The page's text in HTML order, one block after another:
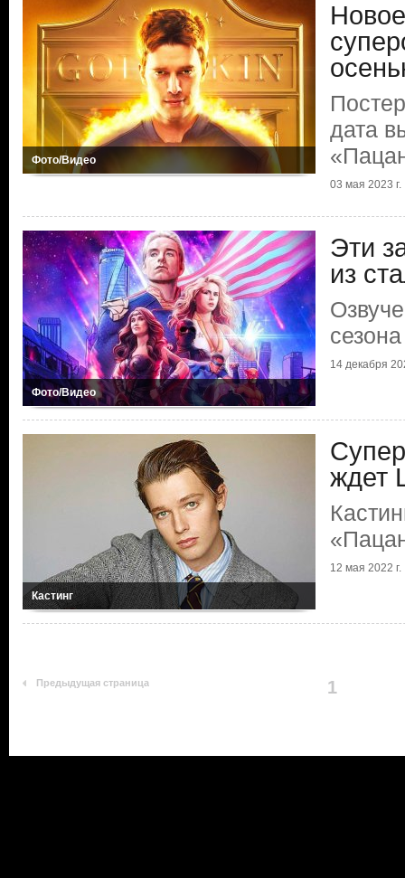
Фото/Видео
дата
03 мая 2023 г.
Фото/Видео
Эти
из
14 декабря
Кастинг
ждет
12 мая 2022 г.
Предыдущая страница 1